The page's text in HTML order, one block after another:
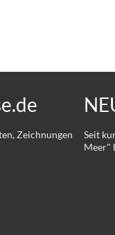
Zeichnungen
Seit
Meer"